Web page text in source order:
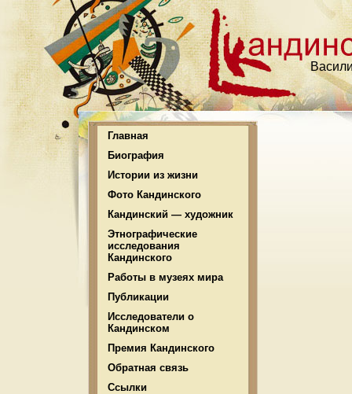
Главная
Биография
Истории из жизни
Фото Кандинского
Кандинский — художник
Этнографические
исследования
Кандинского
Работы в музеях мира
Публикации
Исследователи о
Кандинском
Премия Кандинского
Обратная связь
Ссылки